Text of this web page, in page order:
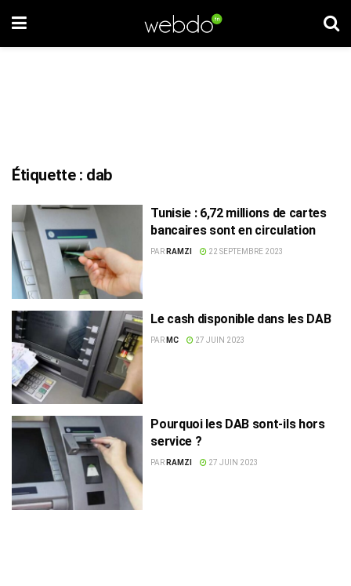
Étiquette : dab
Tunisie : 6,72 millions de cartes
bancaires sont en circulation
PAR RAMZI 22 SEPTEMBRE 2023
Le cash disponible dans les DAB
PAR MC 27 JUIN 2023
Pourquoi les DAB sont-ils hors
service ?
PAR RAMZI 27 JUIN 2023